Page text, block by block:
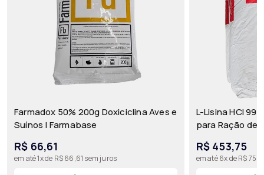
Farmadox 50% 200g Doxiciclina Aves e
Suínos | Farmabase
R$ 66,61
em até 1x de R$ 66,61 sem juros
L-Lisina HCl
para Ração de
R$ 453,75
em até 6x de R$